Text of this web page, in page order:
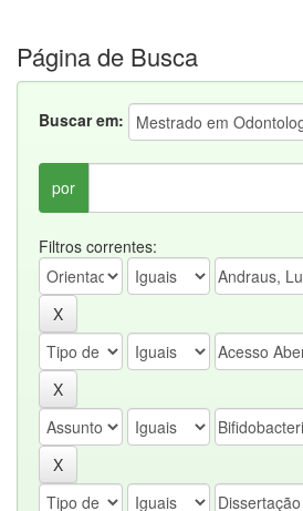
Página de Busca
Buscar em:
por
Filtros correntes: